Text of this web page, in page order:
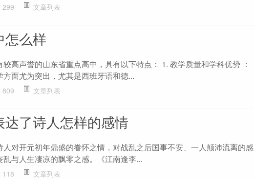
299 文章列表
怎么样
高声誉的山东省重点高中，具有以下特点： 1. 教学质量和学科优势 ：
面尤为突出，尤其是西班牙语和德...
809 文章列表
了诗人怎样的感情
人对开元初年鼎盛的眷怀之情，对战乱之后国事不安、一人颠沛流离的感
与人生凄凉的飘零之感。《江南逢李...
118 文章列表